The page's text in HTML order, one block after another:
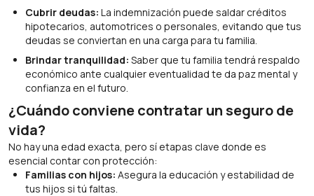
Cubrir deudas: La indemnización puede saldar créditos
hipotecarios, automotrices o personales, evitando que tus
deudas se conviertan en una carga para tu familia.
Brindar tranquilidad: Saber que tu familia tendrá respaldo
económico ante cualquier eventualidad te da paz mental y
confianza en el futuro.
¿Cuándo conviene contratar un seguro de
vida?
No hay una edad exacta, pero sí etapas clave donde es
esencial contar con protección:
Familias con hijos: Asegura la educación y estabilidad de
tus hijos si tú faltas.